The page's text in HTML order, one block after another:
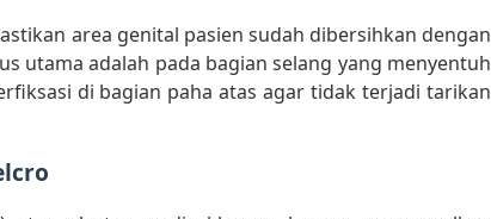
area genital pasien sudah dibersihkan dengan
utama adalah pada bagian selang yang menyentuh
di bagian paha atas agar tidak terjadi tarikan